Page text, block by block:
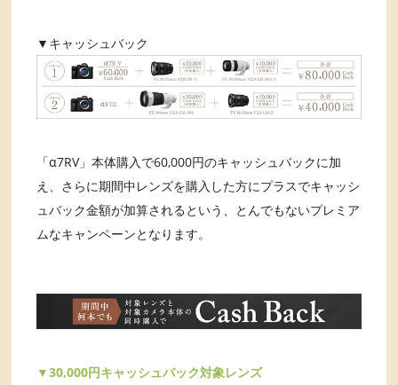
▼キャッシュバック
「α7RV」本体購入で60,000円のキャッシュバックに加
え、さらに期間中レンズを購入した方にプラスでキャッシ
ュバック金額が加算されるという、とんでもないプレミア
ムなキャンペーンとなります。
▼30,000円キャッシュバック対象レンズ